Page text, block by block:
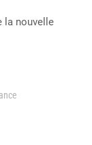
la nouvelle